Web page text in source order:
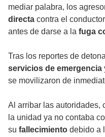
mediar palabra, los
directa contra el
antes de darse a la fuga
Tras los reportes de
servicios de emergencia
se movilizaron de
Al arribar las autoridades,
la unidad ya no contaba
su fallecimiento debido a